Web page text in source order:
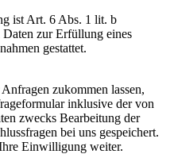
ist Art. 6 Abs. 1 lit. b
zur Erfüllung eines
gestattet.
zukommen lassen,
inklusive der von
zwecks Bearbeitung der
bei uns gespeichert.
Einwilligung weiter.